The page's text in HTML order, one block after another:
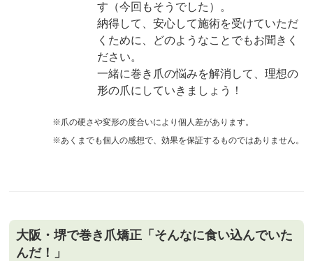
す（今回もそうでした）。
納得して、安心して施術を受けていただ
くために、どのようなことでもお聞きく
ださい。
一緒に巻き爪の悩みを解消して、理想の
形の爪にしていきましょう！
※爪の硬さや変形の度合いにより個人差があります。
※あくまでも個人の感想で、効果を保証するものではありません。
大阪・堺で巻き爪矯正「そんなに食い込んでいた
んだ！」